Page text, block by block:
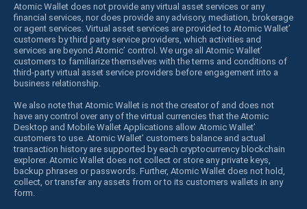
Atomic Wallet does not provide any virtual asset services or any
financial services, nor does provide any advisory, mediation, brokerage
or agent services. Virtual asset services are provided to Atomic Wallet’
customers by third party service providers, which activities and
services are beyond Atomic’ control. We urge all Atomic Wallet’
customers to familiarize themselves with the terms and conditions of
third-party virtual asset service providers before engagement into a
business relationship.
We also note that Atomic Wallet is not the creator of and does not
have any control over any of the virtual currencies that the Atomic
Desktop and Mobile Wallet Applications allow Atomic Wallet’
customers to use. Atomic Wallet’ customers balance and actual
transaction history are supported by each cryptocurrency blockchain
explorer. Atomic Wallet does not collect or store any private keys,
backup phrases or passwords. Further, Atomic Wallet does not hold,
collect, or transfer any assets from or to its customers wallets in any
form.